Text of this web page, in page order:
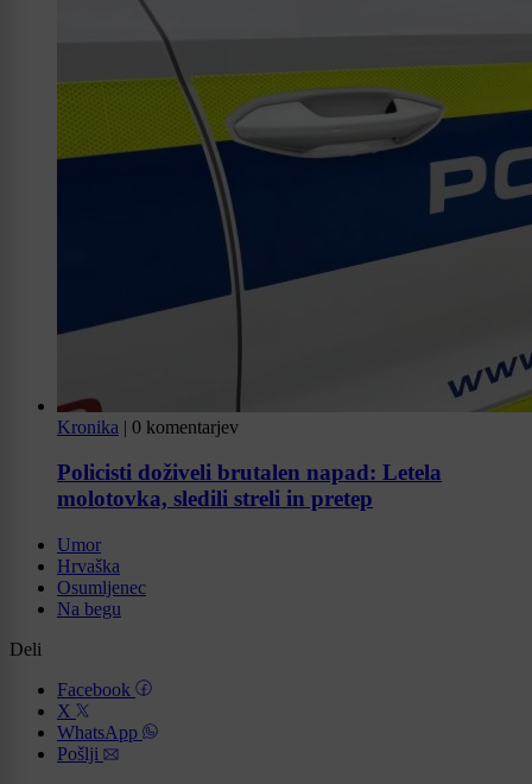
Kronika | 0 komentarjev
Policisti doživeli brutalen napad: Letela
molotovka, sledili streli in pretep
Umor
Hrvaška
Osumljenec
Na begu
Deli
Facebook
X
WhatsApp
Pošlji